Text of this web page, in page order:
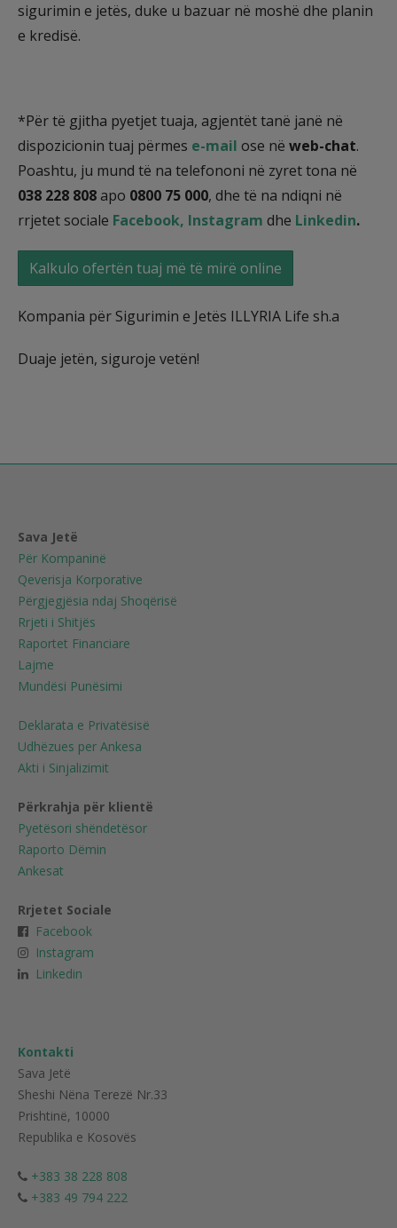
sigurimin e jetës, duke u bazuar në moshë dhe planin
e kredisë.
*Për të gjitha pyetjet tuaja, agjentët tanë janë në
dispozicionin tuaj përmes e-mail ose në web-chat.
Poashtu, ju mund të na telefononi në zyret tona në
038 228 808apo 0800 75 000, dhe të na ndiqni në
rrjetet sociale Facebook, Instagram dhe Linkedin.
Kalkulo ofertën tuaj më të mirë online
Kompania për Sigurimin e Jetës ILLYRIA Life sh.a
Duaje jetën, siguroje vetën!
Sava Jetë
Për Kompaninë
Qeverisja Korporative
Përgjegjësia ndaj Shoqërisë
Rrjeti i Shitjës
Raportet Financiare
Lajme
Mundësi Punësimi
Deklarata e Privatësisë
Udhëzues per Ankesa
Akti i Sinjalizimit
Përkrahja për klientë
Pyetësori shëndetësor
Raporto Dëmin
Ankesat
Rrjetet Sociale
Facebook
Instagram
Linkedin
Kontakti
Sava Jetë
Sheshi Nëna Terezë Nr.33
Prishtinë, 10000
Republika e Kosovës
+383 38 228 808
+383 49 794 222